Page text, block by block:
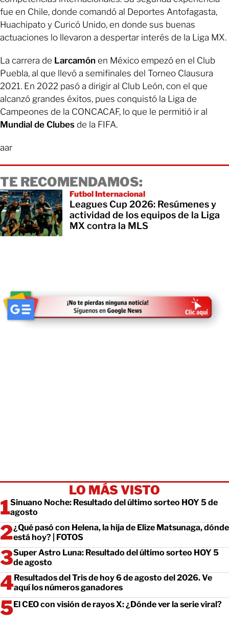
fue en Chile, donde comandó al Deportes Antofagasta,
Huachipato y Curicó Unido, en donde sus buenas
actuaciones lo llevaron a despertar interés de la Liga MX.
La carrera de Larcamón en México empezó en el Club
Puebla, al que llevó a semifinales del Torneo Clausura
2021. En 2022 pasó a dirigir al Club León, con el que
alcanzó grandes éxitos, pues conquistó la Liga de
Campeones de la CONCACAF, lo que le permitió ir al
Mundial de Clubes de la FIFA.
aar
TE RECOMENDAMOS:
Futbol Internacional
Leagues Cup 2026: Resúmenes y
actividad de los equipos de la Liga
MX contra la MLS
LO MÁS VISTO
Sinuano Noche: Resultado del último sorteo HOY 5 de
agosto
¿Qué pasó con Helena, la hija de Elize Matsunaga, dónde
está hoy? | FOTOS
Super Astro Luna: Resultado del último sorteo HOY 5
de agosto
Resultados del Tris de hoy 6 de agosto del 2026. Ve
aquí los números ganadores
El CEO con visión de rayos X: ¿Dónde ver la serie viral?